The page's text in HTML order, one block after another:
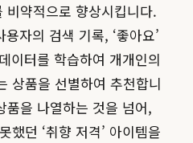
약적으로 향상시킵니다.
자의 검색 기록, ‘좋아요’
이터를 학습하여 개개인의
상품을 선별하여 추천합니
품을 나열하는 것을 넘어,
했던 ‘취향 저격’ 아이템을